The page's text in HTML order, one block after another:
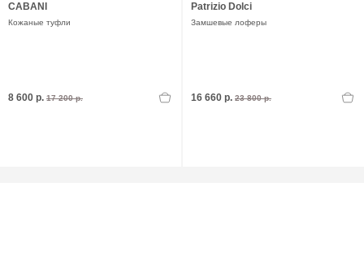
CABANI
Кожаные туфли
8 600 р. 17 200 р.
Patrizio Dolci
Замшевые лоферы
16 660 р. 23 800 р.